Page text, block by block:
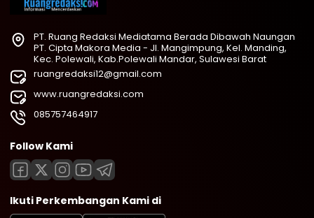
PT. Ruang Redaksi Mediatama Berada Dibawah Naungan
PT. Cipta Makora Media - Jl. Mangimpung, Kel. Manding,
Kec. Polewali, Kab.Polewali Mandar, Sulawesi Barat
ruangredaksi12@gmail.com
www.ruangredaksi.com
085757464917
Follow Kami
Ikuti Perkembangan Kami di